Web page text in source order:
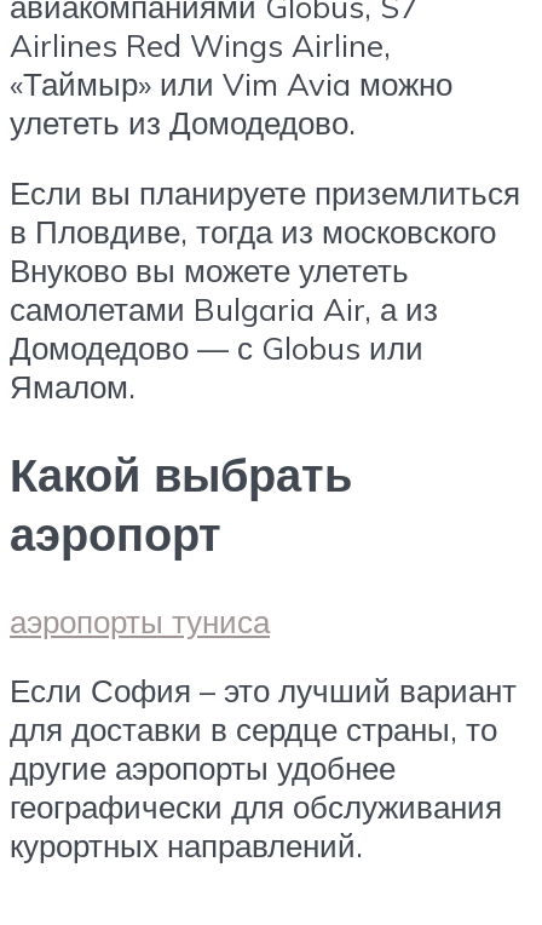
Airlines Red Wings Airline,
«Таймыр» или Vim Avia можно
улететь из Домодедово.
Если вы планируете приземлиться
в Пловдиве, тогда из московского
Внуково вы можете улететь
самолетами Bulgaria Air, а из
Домодедово — с Globus или
Ямалом.
Какой выбрать
аэропорт
аэропорты туниса
Если София – это лучший вариант
для доставки в сердце страны, то
другие аэропорты удобнее
географически для обслуживания
курортных направлений.